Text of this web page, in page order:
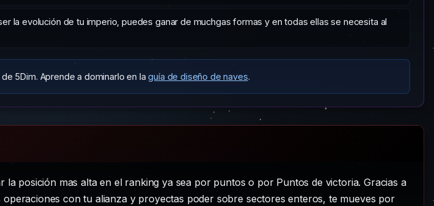
la evolución de tu imperio, puedes ganar de muchgas formas y en todas ellas se necesita al
5Dim. Aprende a dominarlo en laguía de diseño de naves.
la posición mas alta en el ranking ya sea por puntos o por Puntos de victoria. Gracias a
con tu alianza y proyectas poder sobre sectores enteros, te mueves por